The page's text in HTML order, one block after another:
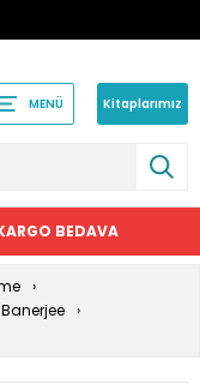
MENÜ Kitaplarımız
BEDAVA